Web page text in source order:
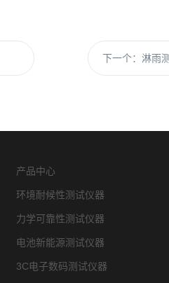
下一个：淋雨
产品中心
环境耐候性测试仪器
力学可靠性测试仪器
电池新能源测试仪器
3C电子数码测试仪器